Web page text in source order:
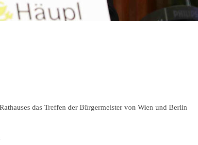
das Treffen der Bürgermeister von Wien und Berlin